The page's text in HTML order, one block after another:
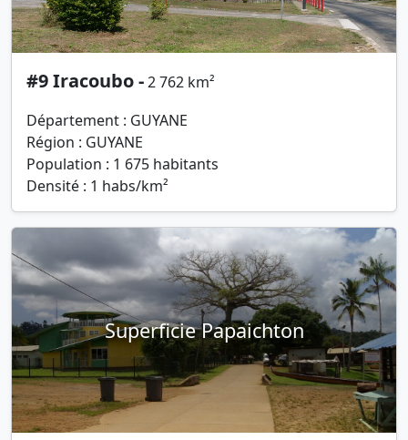
#9 Iracoubo -2 762 km²
Département : GUYANE
Région : GUYANE
Population : 1 675 habitants
Densité : 1 habs/km²
Superficie Papaichton